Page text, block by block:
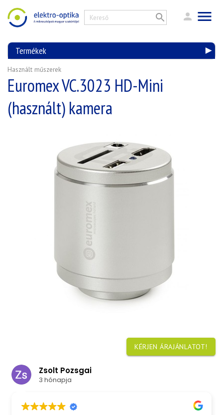
Termékek
Használt műszerek
Euromex VC.3023 HD-Mini
(használt) kamera
KÉRJEN ÁRAJÁNLATOT!
Pozsgai
hónapja